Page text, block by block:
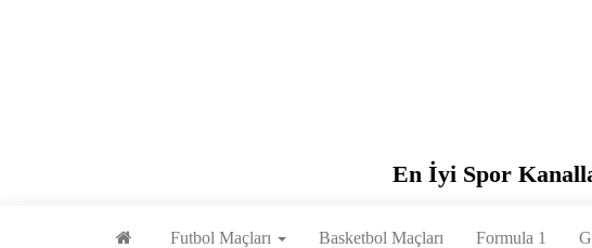
En İyi Spor
Futbol Maçları Basketbol Maçları Formula 1